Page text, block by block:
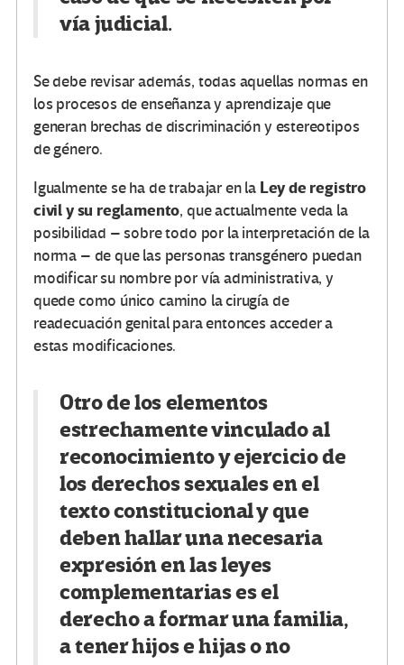
vía judicial.
Se debe revisar además, todas aquellas normas en
los procesos de enseñanza y aprendizaje que
generan brechas de discriminación y estereotipos
de género.
Igualmente se ha de trabajar en la Ley de registro
civil y su reglamento, que actualmente veda la
posibilidad – sobre todo por la interpretación de la
norma – de que las personas transgénero puedan
modificar su nombre por vía administrativa, y
quede como único camino la cirugía de
readecuación genital para entonces acceder a
estas modificaciones.
Otro de los elementos
estrechamente vinculado al
reconocimiento y ejercicio de
los derechos sexuales en el
texto constitucional y que
deben hallar una necesaria
expresión en las leyes
complementarias es el
derecho a formar una familia,
a tener hijos e hijas o no